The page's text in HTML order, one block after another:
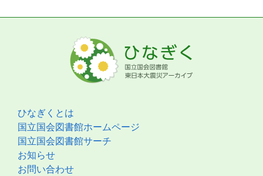
ひなぎくとは
国立国会図書館ホームページ
国立国会図書館サーチ
お知らせ
お問い合わせ